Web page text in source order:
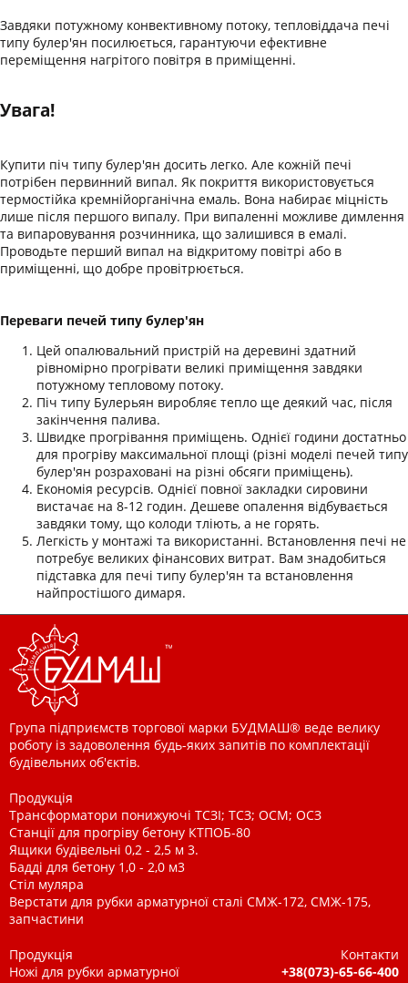
Завдяки потужному конвективному потоку, тепловіддача печі
типу булер'ян посилюється, гарантуючи ефективне
переміщення нагрітого повітря в приміщенні.
Увага!
Купити піч типу булер'ян досить легко. Але кожній печі
потрібен первинний випал. Як покриття використовується
термостійка кремнійорганічна емаль. Вона набирає міцність
лише після першого випалу. При випаленні можливе димлення
та випаровування розчинника, що залишився в емалі.
Проводьте перший випал на відкритому повітрі або в
приміщенні, що добре провітрюється.
Переваги печей типу булер'ян
Цей опалювальний пристрій на деревині здатний
рівномірно прогрівати великі приміщення завдяки
потужному тепловому потоку.
Піч типу Булерьян виробляє тепло ще деякий час, після
закінчення палива.
Швидке прогрівання приміщень. Однієї години достатньо
для прогріву максимальної площі (різні моделі печей типу
булер'ян розраховані на різні обсяги приміщень).
Економія ресурсів. Однієї повної закладки сировини
вистачає на 8-12 годин. Дешеве опалення відбувається
завдяки тому, що колоди тліють, а не горять.
Легкість у монтажі та використанні. Встановлення печі не
потребує великих фінансових витрат. Вам знадобиться
підставка для печі типу булер'ян та встановлення
найпростішого димаря.
Група підприємств торгової марки БУДМАШ® веде велику
роботу із задоволення будь-яких запитів по комплектації
будівельних об'єктів.
Продукція
Трансформатори понижуючі ТСЗІ; ТСЗ; ОСМ; ОСЗ
Станції для прогріву бетону КТПОБ-80
Ящики будівельні 0,2 - 2,5 м 3.
Бадді для бетону 1,0 - 2,0 м3
Стіл муляра
Верстати для рубки арматурної сталі СМЖ-172, СМЖ-175,
запчастини
Продукція
Ножі для рубки арматурної
Контакти
+38(073)-65-66-400